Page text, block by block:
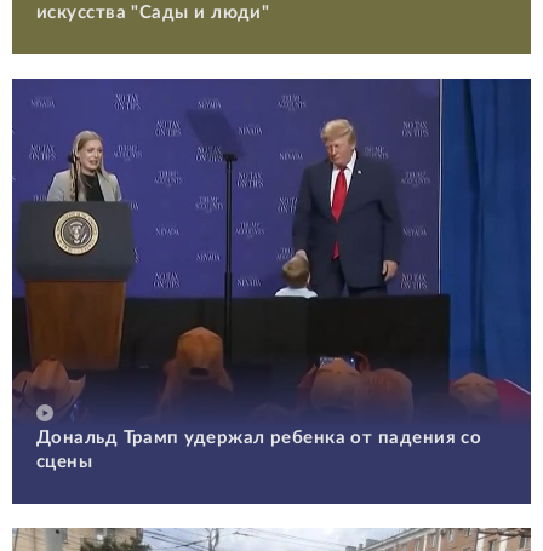
искусства "Сады и люди"
Дональд Трамп удержал ребенка от падения со
сцены